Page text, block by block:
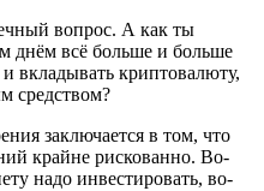
вопрос. А как ты
днём всё больше и больше
вкладывать криптовалюту,
средством?
заключается в том, что
крайне рискованно. Во-
надо инвестировать, во-